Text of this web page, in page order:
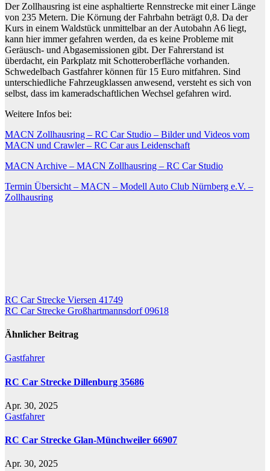
Der Zollhausring ist eine asphaltierte Rennstrecke mit einer Länge
von 235 Metern. Die Körnung der Fahrbahn beträgt 0,8. Da der
Kurs in einem Waldstück unmittelbar an der Autobahn A6 liegt,
kann hier immer gefahren werden, da es keine Probleme mit
Geräusch- und Abgasemissionen gibt. Der Fahrerstand ist
überdacht, ein Parkplatz mit Schotteroberfläche vorhanden.
Schwedelbach Gastfahrer können für 15 Euro mitfahren. Sind
unterschiedliche Fahrzeugklassen anwesend, versteht es sich von
selbst, dass im kameradschaftlichen Wechsel gefahren wird.
Weitere Infos bei:
MACN Zollhausring – RC Car Studio – Bilder und Videos vom
MACN und Crawler – RC Car aus Leidenschaft
MACN Archive – MACN Zollhausring – RC Car Studio
Termin Übersicht – MACN – Modell Auto Club Nürnberg e.V. –
Zollhausring
Beitragsnavigation
RC Car Strecke Viersen 41749
RC Car Strecke Großhartmannsdorf 09618
Ähnlicher Beitrag
Gastfahrer
RC Car Strecke Dillenburg 35686
Apr. 30, 2025
Gastfahrer
RC Car Strecke Glan-Münchweiler 66907
Apr. 30, 2025